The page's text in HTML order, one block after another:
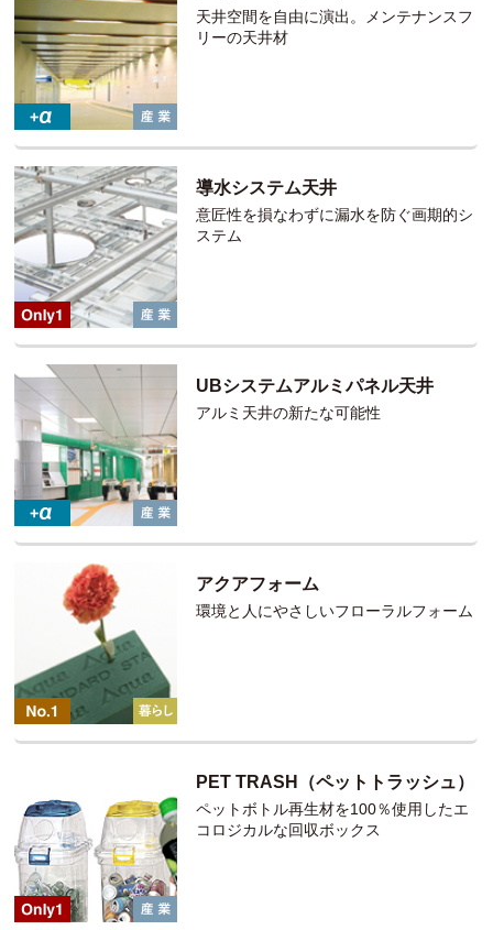
天井空間を自由に演出。メンテナンスフ
リーの天井材
導水システム天井
意匠性を損なわずに漏水を防ぐ画期的シ
ステム
UBシステムアルミパネル天井
アルミ天井の新たな可能性
アクアフォーム
環境と人にやさしいフローラルフォーム
PET TRASH（ペットトラッシュ）
ペットボトル再生材を100％使用したエ
コロジカルな回収ボックス